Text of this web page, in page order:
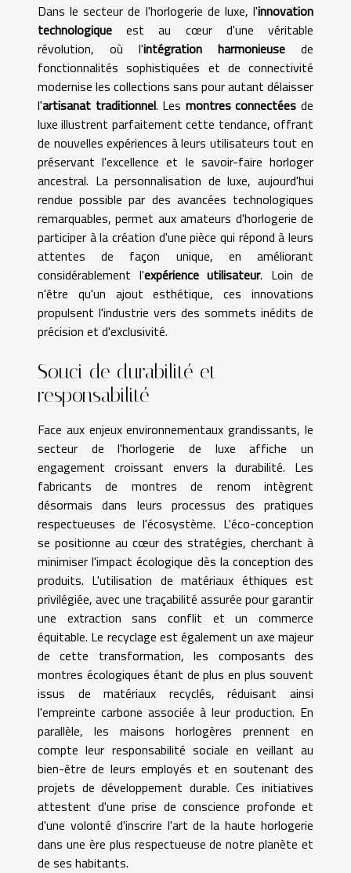
Dans le secteur de l'horlogerie de luxe, l'innovation
technologique est au cœur d'une véritable
révolution, où l'intégration harmonieuse de
fonctionnalités sophistiquées et de connectivité
modernise les collections sans pour autant délaisser
l'artisanat traditionnel. Les montres connectées de
luxe illustrent parfaitement cette tendance, offrant
de nouvelles expériences à leurs utilisateurs tout en
préservant l'excellence et le savoir-faire horloger
ancestral. La personnalisation de luxe, aujourd'hui
rendue possible par des avancées technologiques
remarquables, permet aux amateurs d'horlogerie de
participer à la création d'une pièce qui répond à leurs
attentes de façon unique, en améliorant
considérablement l'expérience utilisateur. Loin de
n'être qu'un ajout esthétique, ces innovations
propulsent l'industrie vers des sommets inédits de
précision et d'exclusivité.
Souci de durabilité et
responsabilité
Face aux enjeux environnementaux grandissants, le
secteur de l'horlogerie de luxe affiche un
engagement croissant envers la durabilité. Les
fabricants de montres de renom intègrent
désormais dans leurs processus des pratiques
respectueuses de l'écosystème. L'éco-conception
se positionne au cœur des stratégies, cherchant à
minimiser l'impact écologique dès la conception des
produits. L'utilisation de matériaux éthiques est
privilégiée, avec une traçabilité assurée pour garantir
une extraction sans conflit et un commerce
équitable. Le recyclage est également un axe majeur
de cette transformation, les composants des
montres écologiques étant de plus en plus souvent
issus de matériaux recyclés, réduisant ainsi
l'empreinte carbone associée à leur production. En
parallèle, les maisons horlogères prennent en
compte leur responsabilité sociale en veillant au
bien-être de leurs employés et en soutenant des
projets de développement durable. Ces initiatives
attestent d'une prise de conscience profonde et
d'une volonté d'inscrire l'art de la haute horlogerie
dans une ère plus respectueuse de notre planète et
de ses habitants.